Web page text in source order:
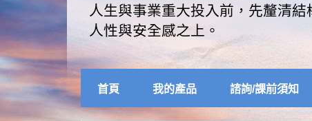
人生與事業重大投入前，先釐清
人性與安全感之上。
首頁 我的產品 諮詢/課前須知